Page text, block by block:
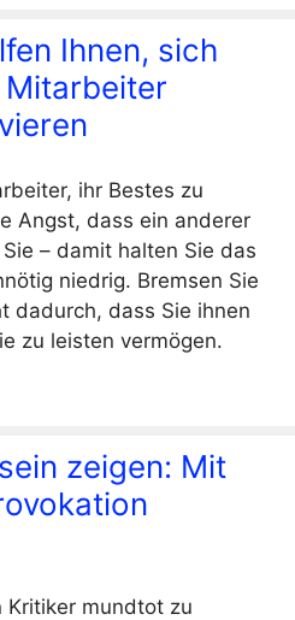
Ihnen, sich
ihr Bestes zu
Angst, dass ein anderer
– damit halten Sie das
niedrig. Bremsen Sie
dadurch, dass Sie ihnen
zu leisten vermögen.
zeigen: Mit
Kritiker mundtot zu